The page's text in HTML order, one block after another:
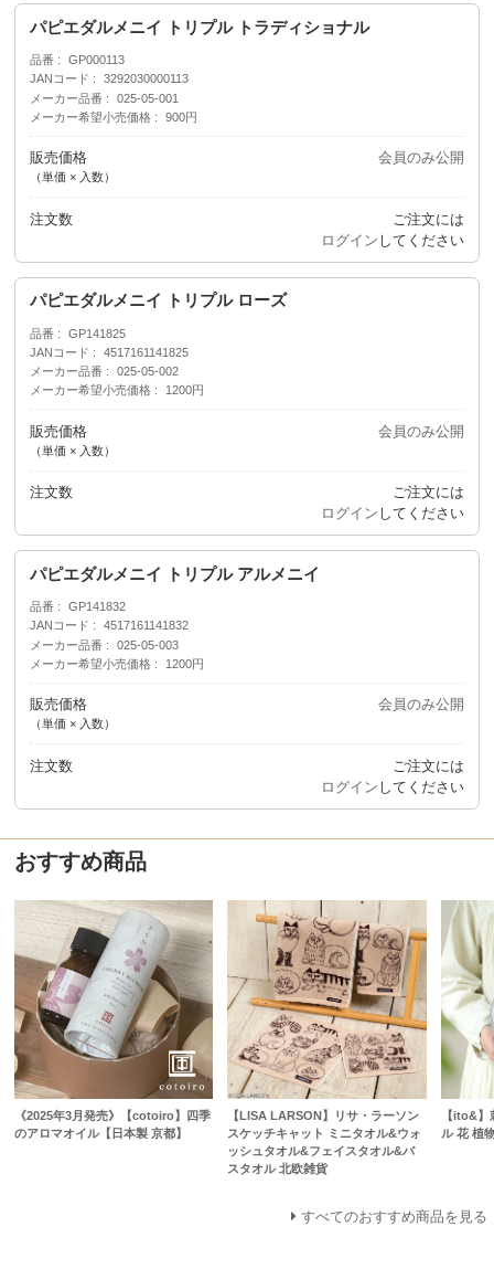
パピエダルメニイ トリプル トラディショナル
品番
GP000113
JANコード
3292030000113
メーカー品番
025-05-001
メーカー希望小売価格
900円
販売価格
（単価 × 入数）
会員のみ公開
注文数
ご注文には
ログイン してください
パピエダルメニイ トリプル ローズ
品番
GP141825
JANコード
4517161141825
メーカー品番
025-05-002
メーカー希望小売価格
1200円
販売価格
（単価 × 入数）
会員のみ公開
注文数
ご注文には
ログイン してください
パピエダルメニイ トリプル アルメニイ
品番
GP141832
JANコード
4517161141832
メーカー品番
025-05-003
メーカー希望小売価格
1200円
販売価格
（単価 × 入数）
会員のみ公開
注文数
ご注文には
ログイン してください
おすすめ商品
《2025年3月発売》【cotoiro】四季
のアロマオイル【日本製 京都】
【LISA LARSON】リサ・ラーソン
スケッチキャット ミニタオル&ウォ
ッシュタオル&フェイスタオル&バ
スタオル 北欧雑貨
【ito&
ル 花 植
すべてのおすすめ商品を見る